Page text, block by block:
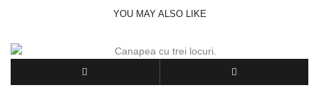
YOU MAY ALSO LIKE